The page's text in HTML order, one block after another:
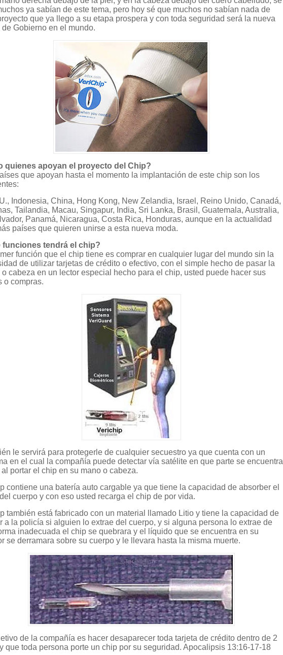
ya sabían de este tema, pero hoy sé que muchos no sabían nada de
que ya llego a su etapa prospera y con toda seguridad será la nueva
de Gobierno en el mundo.
quienes apoyan el proyecto del Chip?
que apoyan hasta el momento la implantación de este chip son los
Indonesia, China, Hong Kong, New Zelandia, Israel, Reino Unido, Canadá,
Tailandia, Macau, Singapur, India, Sri Lanka, Brasil, Guatemala, Australia,
Panamá, Nicaragua, Costa Rica, Honduras, aunque en la actualidad
países que quieren unirse a esta nueva moda.
funciones tendrá el chip?
función que el chip tiene es comprar en cualquier lugar del mundo sin la
de utilizar tarjetas de crédito o efectivo, con el simple hecho de pasar la
o cabeza en un lector especial hecho para el chip, usted puede hacer sus
o compras.
le servirá para protegerle de cualquier secuestro ya que cuenta con un
en el cual la compañía puede detectar vía satélite en que parte se encuentra
al portar el chip en su mano o cabeza.
contiene una batería auto cargable ya que tiene la capacidad de absorber el
cuerpo y con eso usted recarga el chip de por vida.
también está fabricado con un material llamado Litio y tiene la capacidad de
a la policía si alguien lo extrae del cuerpo, y si alguna persona lo extrae de
inadecuada el chip se quebrara y el líquido que se encuentra en su
se derramara sobre su cuerpo y le llevara hasta la misma muerte.
de la compañía es hacer desaparecer toda tarjeta de crédito dentro de 2
que toda persona porte un chip por su seguridad. Apocalipsis 13:16-17-18